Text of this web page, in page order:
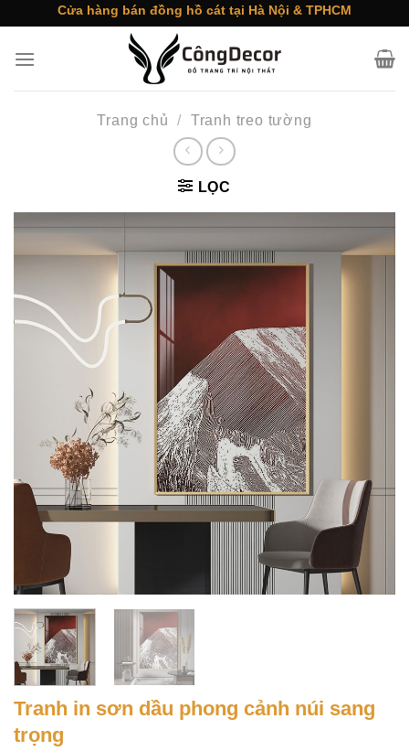
content
Cửa hàng bán đồng hồ cát tại Hà Nội & TPHCM
Trang chủ / Tranh treo tường
LỌC
Tranh in sơn dầu phong cảnh núi sang
trọng